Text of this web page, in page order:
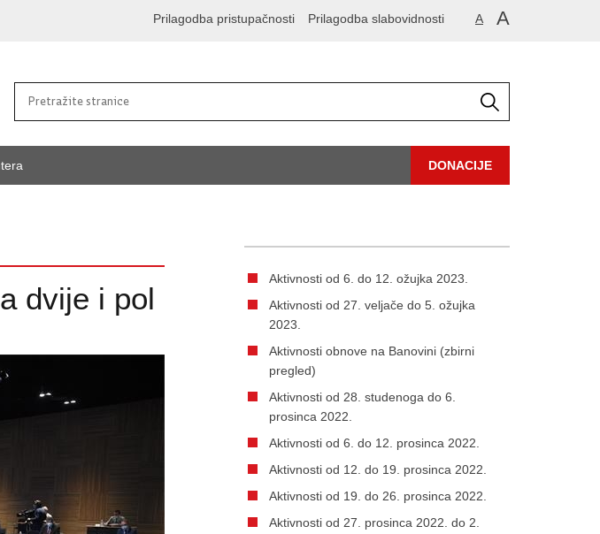
A A
Prilagodba pristupačnosti Prilagodba slabovidnosti
DONACIJE
dvije i pol
Aktivnosti od 6. do 12. ožujka 2023.
Aktivnosti od 27. veljače do 5. ožujka
2023.
Aktivnosti obnove na Banovini (zbirni
pregled)
Aktivnosti od 28. studenoga do 6.
prosinca 2022.
Aktivnosti od 6. do 12. prosinca 2022.
Aktivnosti od 12. do 19. prosinca 2022.
Aktivnosti od 19. do 26. prosinca 2022.
Aktivnosti od 27. prosinca 2022. do 2.